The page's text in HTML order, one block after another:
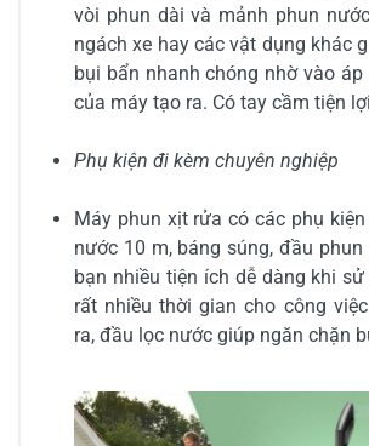
vòi phun dài và mảnh phun
ngách xe hay các vật dụng khác
bụi bẩn nhanh chóng nhờ vào
của máy tạo ra. Có tay cầm tiện
Phụ kiện đi kèm chuyên nghiệp
Máy phun xịt rửa có các phụ
nước 10 m, báng súng, đầu
bạn nhiều tiện ích dễ dàng khi
rất nhiều thời gian cho công
ra, đầu lọc nước giúp ngăn chặn